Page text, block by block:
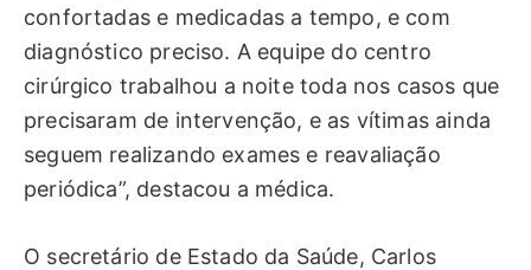
confortadas e medicadas a tempo, e com
diagnóstico preciso. A equipe do centro
cirúrgico trabalhou a noite toda nos casos que
precisaram de intervenção, e as vítimas ainda
seguem realizando exames e reavaliação
periódica”, destacou a médica.
O secretário de Estado da Saúde, Carlos